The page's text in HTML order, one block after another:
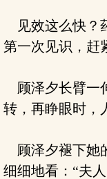
见效这么快？
第一次见识，赶
顾泽夕长臂一
转，再睁眼时，
顾泽夕褪下她
细细地看：“夫